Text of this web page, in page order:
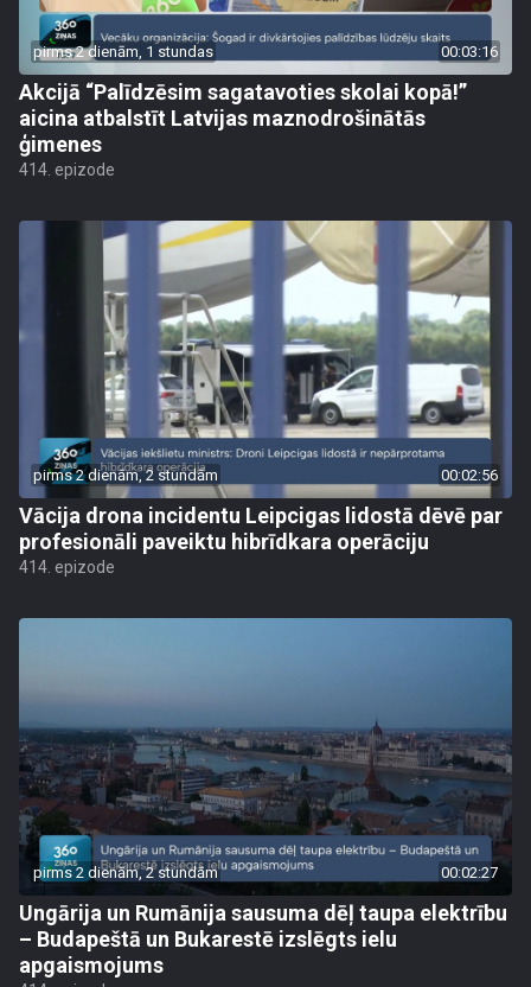
pirms 2 dienām, 1 stundas 00:03:16
Akcijā “Palīdzēsim sagatavoties skolai kopā!”
aicina atbalstīt Latvijas maznodrošinātās
ģimenes
414. epizode
pirms 2 dienām, 2 stundām 00:02:56
Vācija drona incidentu Leipcigas lidostā dēvē par
profesionāli paveiktu hibrīdkara operāciju
414. epizode
pirms 2 dienām, 2 stundām 00:02:27
Ungārija un Rumānija sausuma dēļ taupa elektrību
– Budapeštā un Bukarestē izslēgts ielu
apgaismojums